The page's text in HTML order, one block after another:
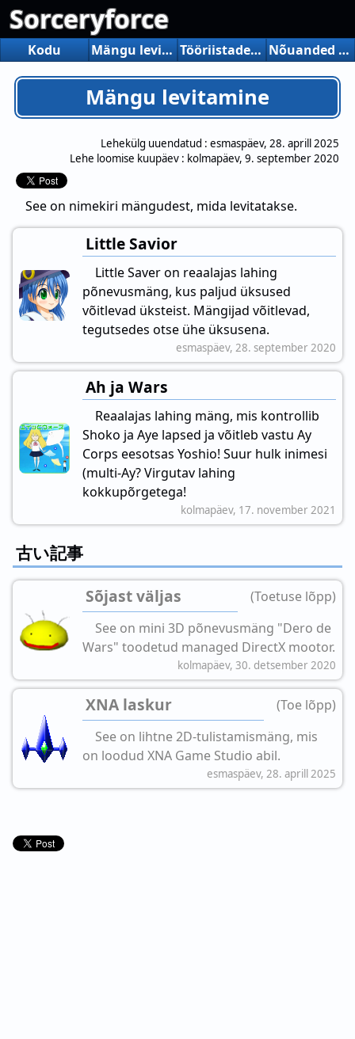
Sorceryforce
Kodu Mängu levitamine Tööriistade levitamine Nõuanded (hommikul)
Mängu levitamine
Lehekülg uuendatud : esmaspäev, 28. aprill 2025
Lehe loomise kuupäev : kolmapäev, 9. september 2020
See on nimekiri mängudest, mida levitatakse.
Little Savior
Little Saver on reaalajas lahing
põnevusmäng, kus paljud üksused
võitlevad üksteist. Mängijad võitlevad,
tegutsedes otse ühe üksusena.
esmaspäev, 28. september 2020
Ah ja Wars
Reaalajas lahing mäng, mis kontrollib
Shoko ja Aye lapsed ja võitleb vastu Ay
Corps eesotsas Yoshio! Suur hulk inimesi
(multi-Ay? Virgutav lahing
kokkupõrgetega!
kolmapäev, 17. november 2021
古い記事
Sõjast väljas
(Toetuse lõpp)
See on mini 3D põnevusmäng "Dero de
Wars" toodetud managed DirectX mootor.
kolmapäev, 30. detsember 2020
XNA laskur
(Toe lõpp)
See on lihtne 2D-tulistamismäng, mis
on loodud XNA Game Studio abil.
esmaspäev, 28. aprill 2025